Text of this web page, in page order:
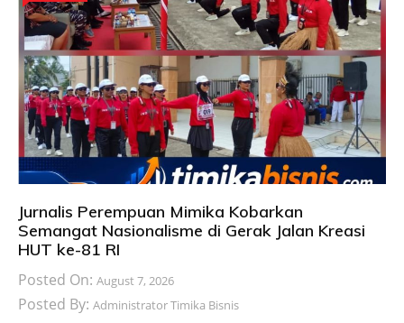
Jurnalis Perempuan Mimika Kobarkan
Semangat Nasionalisme di Gerak Jalan Kreasi
HUT ke-81 RI
Posted On: August 7, 2026
Posted By: Administrator Timika Bisnis